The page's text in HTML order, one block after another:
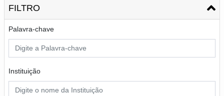
FILTRO
Palavra-chave
Instituição